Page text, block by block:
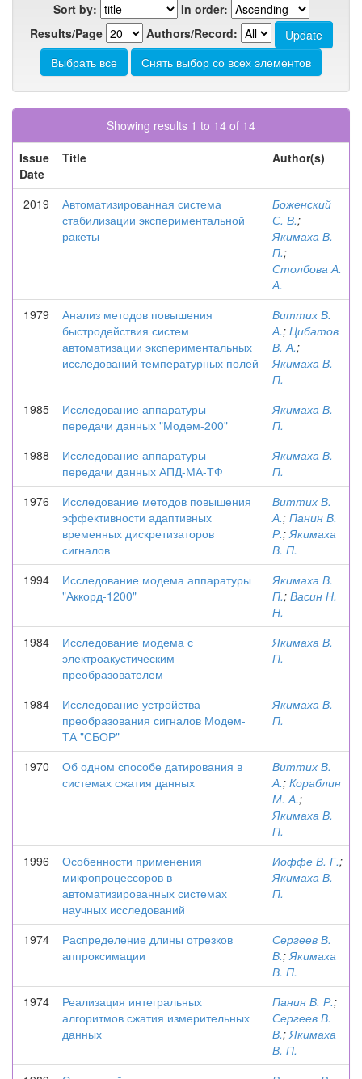
Sort by:
In order:
Results/Page
Authors/Record:
Showing results 1 to 14 of 14
Issue
Date
Title Author(s)
2019
Автоматизированная система
стабилизации экспериментальной
ракеты
Боженский
С. В.;
Якимаха В.
П.;
Столбова А.
А.
1979
Анализ методов повышения
быстродействия систем
автоматизации экспериментальных
исследований температурных полей
Виттих В.
А.; Цибатов
В. А.;
Якимаха В.
П.
1985
Исследование аппаратуры
передачи данных "Модем-200"
Якимаха В.
П.
1988
Исследование аппаратуры
передачи данных АПД-МА-ТФ
Якимаха В.
П.
1976
Исследование методов повышения
эффективности адаптивных
временных дискретизаторов
сигналов
Виттих В.
А.; Панин В.
Р.;Якимаха
В. П.
1994
Исследование модема аппаратуры
"Аккорд-1200"
Якимаха В.
П.; Васин Н.
Н.
1984
Исследование модема с
электроакустическим
преобразователем
Якимаха В.
П.
1984
Исследование устройства
преобразования сигналов Модем-
ТА "СБОР"
Якимаха В.
П.
1970
Об одном способе датирования в
системах сжатия данных
Виттих В.
А.; Кораблин
М. А.;
Якимаха В.
П.
1996
Особенности применения
микропроцессоров в
автоматизированных системах
научных исследований
Иоффе В. Г.;
Якимаха В.
П.
1974
Распределение длины отрезков
аппроксимации
Сергеев В.
В.;Якимаха
В. П.
1974
Реализация интегральных
алгоритмов сжатия измерительных
данных
Панин В. Р.;
Сергеев В.
В.;Якимаха
В. П.